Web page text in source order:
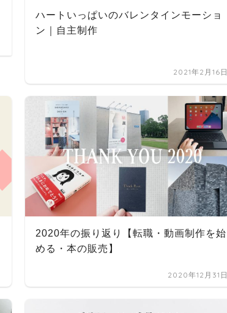
ハートいっぱいのバレンタインモーショ
ン｜自主制作
2021年2月16日
2020年の振り返り【転職・動画制作を始
める・本の販売】
2020年12月31日